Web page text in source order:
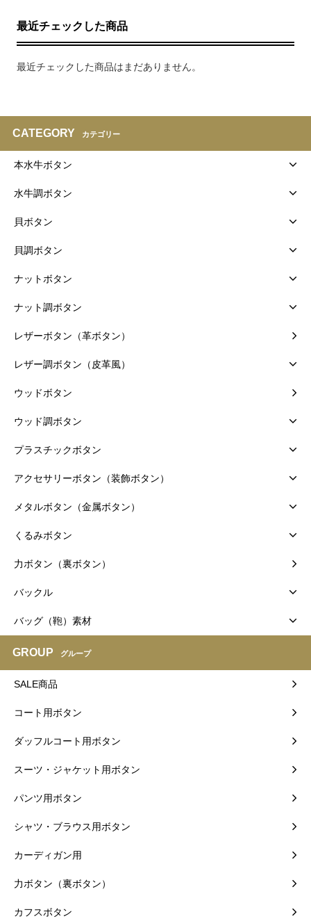
最近チェックした商品
最近チェックした商品はまだありません。
CATEGORY カテゴリー
本水牛ボタン
水牛調ボタン
貝ボタン
貝調ボタン
ナットボタン
ナット調ボタン
レザーボタン（革ボタン）
レザー調ボタン（皮革風）
ウッドボタン
ウッド調ボタン
プラスチックボタン
アクセサリーボタン（装飾ボタン）
メタルボタン（金属ボタン）
くるみボタン
力ボタン（裏ボタン）
バックル
バッグ（鞄）素材
GROUP グループ
SALE商品
コート用ボタン
ダッフルコート用ボタン
スーツ・ジャケット用ボタン
パンツ用ボタン
シャツ・ブラウス用ボタン
カーディガン用
力ボタン（裏ボタン）
カフスボタン